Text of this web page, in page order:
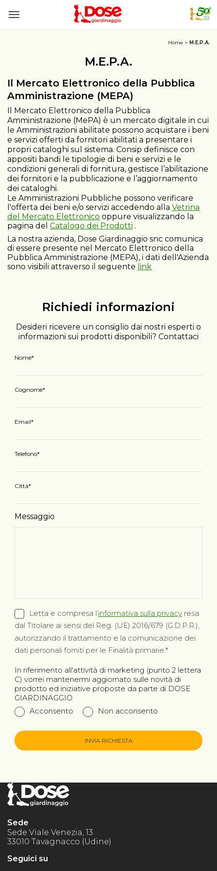
Home M.E.P.A.
M.E.P.A.
Il Mercato Elettronico della Pubblica
Amministrazione (MEPA)
Il Mercato Elettronico della Pubblica
Amministrazione (MePA) è un mercato digitale in cui
le Amministrazioni abilitate possono acquistare i beni
e servizi offerti da fornitori abilitati a presentare i
propri cataloghi sul sistema. Consip definisce con
appositi bandi le tipologie di beni e servizi e le
condizioni generali di fornitura, gestisce l’abilitazione
dei fornitori e la pubblicazione e l’aggiornamento
dei cataloghi.
Le Amministrazioni Pubbliche possono verificare
l'offerta dei beni e/o servizi accedendo alla Vetrina
del Mercato Elettronico oppure visualizzando la
pagina del Catalogo dei Prodotti .
La nostra azienda, Dose Giardinaggio snc comunica
di essere presente nel Mercato Elettronico della
Pubblica Amministrazione (MEPA), i dati dell'Azienda
sono visibili attraverso il seguente link
Richiedi informazioni
Desideri ricevere un consiglio dai nostri esperti o
informazioni sui prodotti disponibili? Contattaci
Nome
Cognome
Email
Telefono
Città
Messaggio
Letta e compresa l’informativa sulla privacy resa
dal Titolare ai sensi del Reg. (UE) 2016/679 (G.D.P.R.),
autorizzando il trattamento e la comunicazione dei
dati personali forniti per le Finalità primarie.
In riferimento all'attività di marketing (punto 2 lettera
C) vorrei mantenermi aggiornato sulle novità di
prodotto ed iniziative proposte da parte di DOSE
GIARDINAGGIO
Acconsento
Non acconsento
INVIA RICHIESTA
Sede
Sede Viale Venezia, 13
33010 Tavagnacco (Udine)
Seguici su